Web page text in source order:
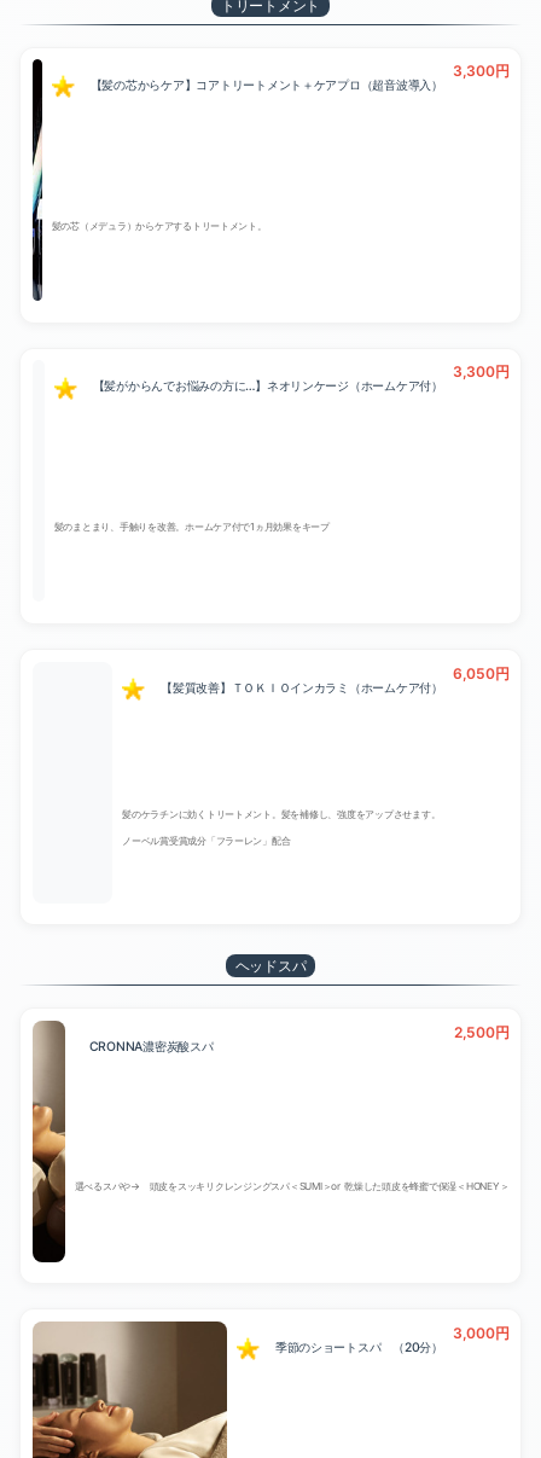
トリートメント
【髪の芯からケア】コアトリートメント＋ケアプロ（超音波導入）
3,300円
髪の芯（メデュラ）からケアするトリートメント。
【髪がからんでお悩みの方に…】ネオリンケージ（ホームケア付）
3,300円
髪のまとまり、手触りを改善。ホームケア付で1ヵ月効果をキープ
【髪質改善】ＴＯＫＩＯインカラミ（ホームケア付）
6,050円
髪のケラチンに効くトリートメント。髪を補修し、強度をアップさせます。
ノーベル賞受賞成分「フラーレン」配合
ヘッドスパ
CRONNA濃密炭酸スパ
2,500円
選べるスパや→ 頭皮をスッキリクレンジングスパ＜SUMI＞or 乾燥した頭皮を蜂蜜で保湿＜HONEY＞
季節のショートスパ （20分）
3,000円